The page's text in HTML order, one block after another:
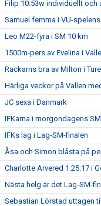
Filip 10.53w individuellt och
Samuel femma i VU-
Leo M22-fyra i SM 10 km
1500m-pers av Evelina i
Rackarns bra av Milton i
Härliga veckor på Vallen
JC sexa i Danmark
IFKarna i morgondagens
IFKs lag i Lag-SM-finalen
Åsa och Simon blåsta på
Charlotte Arvered 1:25:17 i
Nästa helg är det Lag-SM-
Sebastian Lörstad uttagen